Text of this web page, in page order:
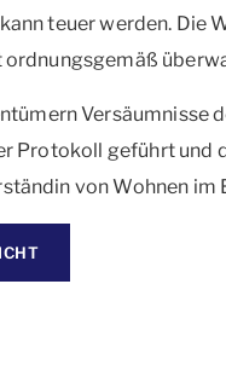
teuer werden. Die
Protokoll geführt und
von Wohnen im